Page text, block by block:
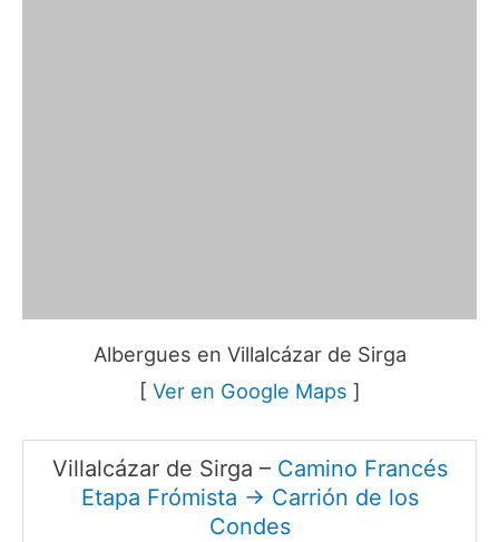
Albergues en Villalcázar de Sirga
[ Ver en Google Maps ]
Villalcázar de Sirga – Camino Francés
Etapa Frómista → Carrión de los
Condes